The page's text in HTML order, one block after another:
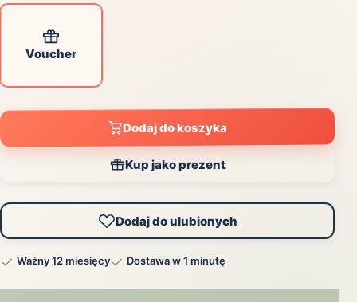
Voucher
Dodaj do koszyka
Kup jako prezent
Dodaj do ulubionych
Ważny 12 miesięcy Dostawa w 1 minutę